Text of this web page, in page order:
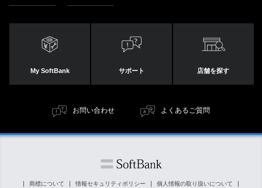
My SoftBank サポート 店舗を探す
お問い合わせ よくあるご質問
商標について 情報セキュリティポリシー 個人情報の取り扱いについて